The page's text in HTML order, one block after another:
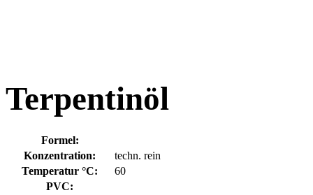
Terpentinöl
Formel:
Konzentration:
techn. rein
Temperatur °C:
60
PVC: